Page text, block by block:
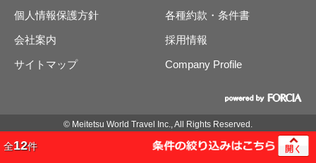
個人情報保護方針 各種約款・条件書
会社案内 採用情報
サイトマップ Company Profile
© Meitetsu World Travel Inc., All Rights Reserved.
全12件 開く